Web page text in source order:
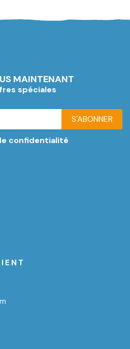
MAINTENANT
spéciales
S'ABONNER
confidentialité